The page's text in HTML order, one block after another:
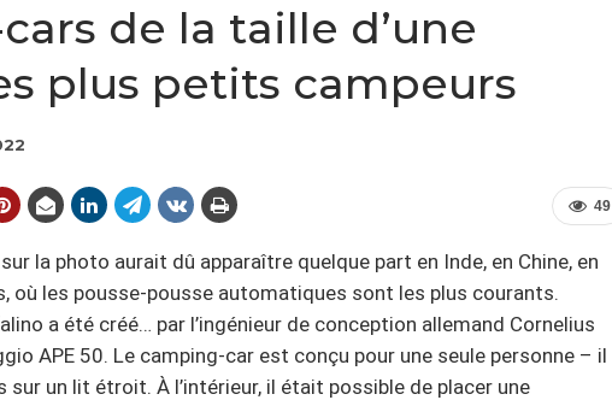
de la taille d’une
plus petits campeurs
49
la photo aurait dû apparaître quelque part en Inde, en Chine, en
où les pousse-pousse automatiques sont les plus courants.
a été créé… par l’ingénieur de conception allemand Cornelius
APE 50. Le camping-car est conçu pour une seule personne – il
un lit étroit. À l’intérieur, il était possible de placer une